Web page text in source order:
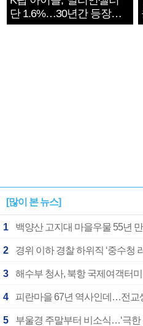
단 1.6%…30년간 등장
1182개팀 전수조사
[많이 본 뉴스]
1 백양산 고지대 마을우물 55년
2 경위 이하 경찰 하위직 ‘중수청
3 해수부 청사, 북항 국제여객터
4 피란마을 67년 역사인데…전교
5 부울경 주말부터 비소식…‘극한